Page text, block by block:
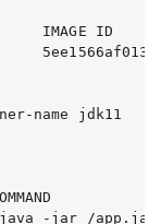
IMAGE ID
name jdk11